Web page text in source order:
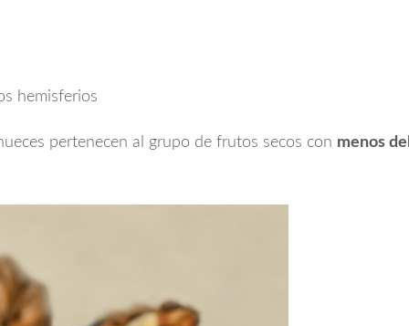
hemisferios
pertenecen al grupo de frutos secos con menos